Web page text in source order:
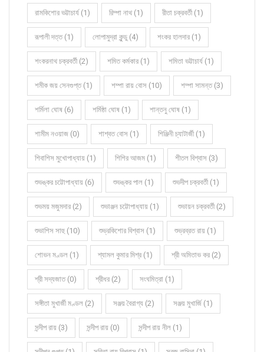
রামকিশোর ভট্টাচার্য (1) রিম্পা নাথ (1) রীতা চক্রবর্তী (1)
রূপালী দত্ত (1) লোপামুদ্রা কুন্ডু (4) শংকর হালদার (1)
শংকরনাথ চক্রবর্তী (2) শমিত কর্মকার (1) শমিতা ভট্টাচার্য (1)
শমীক জয় সেনগুপ্ত (1) শম্পা রায় বোস (10) শম্পা সামন্ত (3)
শর্মিলা ঘোষ (6) শর্মিষ্ঠা ঘোষ (1) শান্তনু ঘোষ (1)
শামীম নওয়াজ (0) শাশ্বত বোস (1) শিঞ্জিনী চ্যাটার্জী (1)
শিবাশিস মুখোপাধ্যায় (1) শিশির আজম (1) শীতল বিশ্বাস (3)
শুভঙ্কর চট্টোপাধ্যায় (6) শুভঙ্কর পাল (1) শুভদীপ চক্রবর্তী (1)
শুভময় মজুমদার (2) শুভাঞ্জন চট্টোপাধ্যায় (1) শুভায়ন চক্রবর্তী (2)
শুভাশিস সাহু (10) শুভ্রকিশোর বিশ্বাস (1) শুভ্রব্রত রায় (1)
শোভন মণ্ডল (1) শ্যামল কুমার মিশ্র (1) শ্রী অমিতাভ কর (2)
শ্রী সদ্যজাত (0) শ্রীধর (2) সংঘমিত্রা (1)
সঙ্গীতা মুখার্জী মণ্ডল (2) সঞ্জয় বৈরাগ্য (2) সঞ্জয় মুখার্জি (1)
সন্দীপ রায় (3) সন্দীপ রায় (0) সন্দীপ রায় নীল (1)